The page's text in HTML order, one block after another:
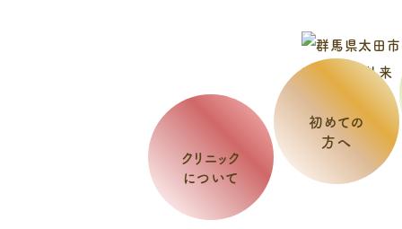
クリニック
について
初めての
方へ